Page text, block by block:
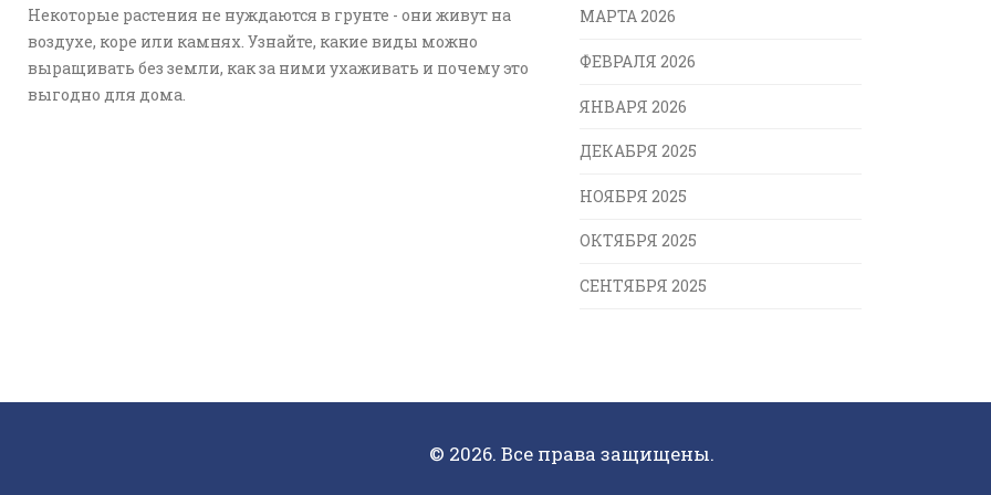
Некоторые растения не нуждаются в грунте - они живут на
воздухе, коре или камнях. Узнайте, какие виды можно
выращивать без земли, как за ними ухаживать и почему это
выгодно для дома.
МАРТА 2026
ФЕВРАЛЯ 2026
ЯНВАРЯ 2026
ДЕКАБРЯ 2025
НОЯБРЯ 2025
ОКТЯБРЯ 2025
СЕНТЯБРЯ 2025
© 2026. Все права защищены.